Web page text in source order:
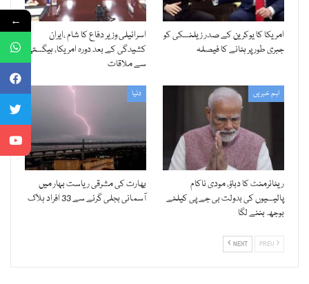
امریکا کا یوکرین کے صدر زیلنسکی کو
جبری طور پر ہٹانے کا فیصلہ
اسرائیلی وزیر دفاع کا شام ،ایران
کشیدگی کے بعد دورہ امریکا، ہیگستھ
سے ملاقات
اہم خبریں
ریٹائرمنٹ کا دباؤ، مودی ناکام
پالیسیوں کی بدولت بی جے پی کیلئے
بوجھ بننے لگا
دنیا
بھارت کی مشرقی ریاست بہار میں
آسمانی بجلی گرنے سے 33 افراد ہلاک
NEXT
←